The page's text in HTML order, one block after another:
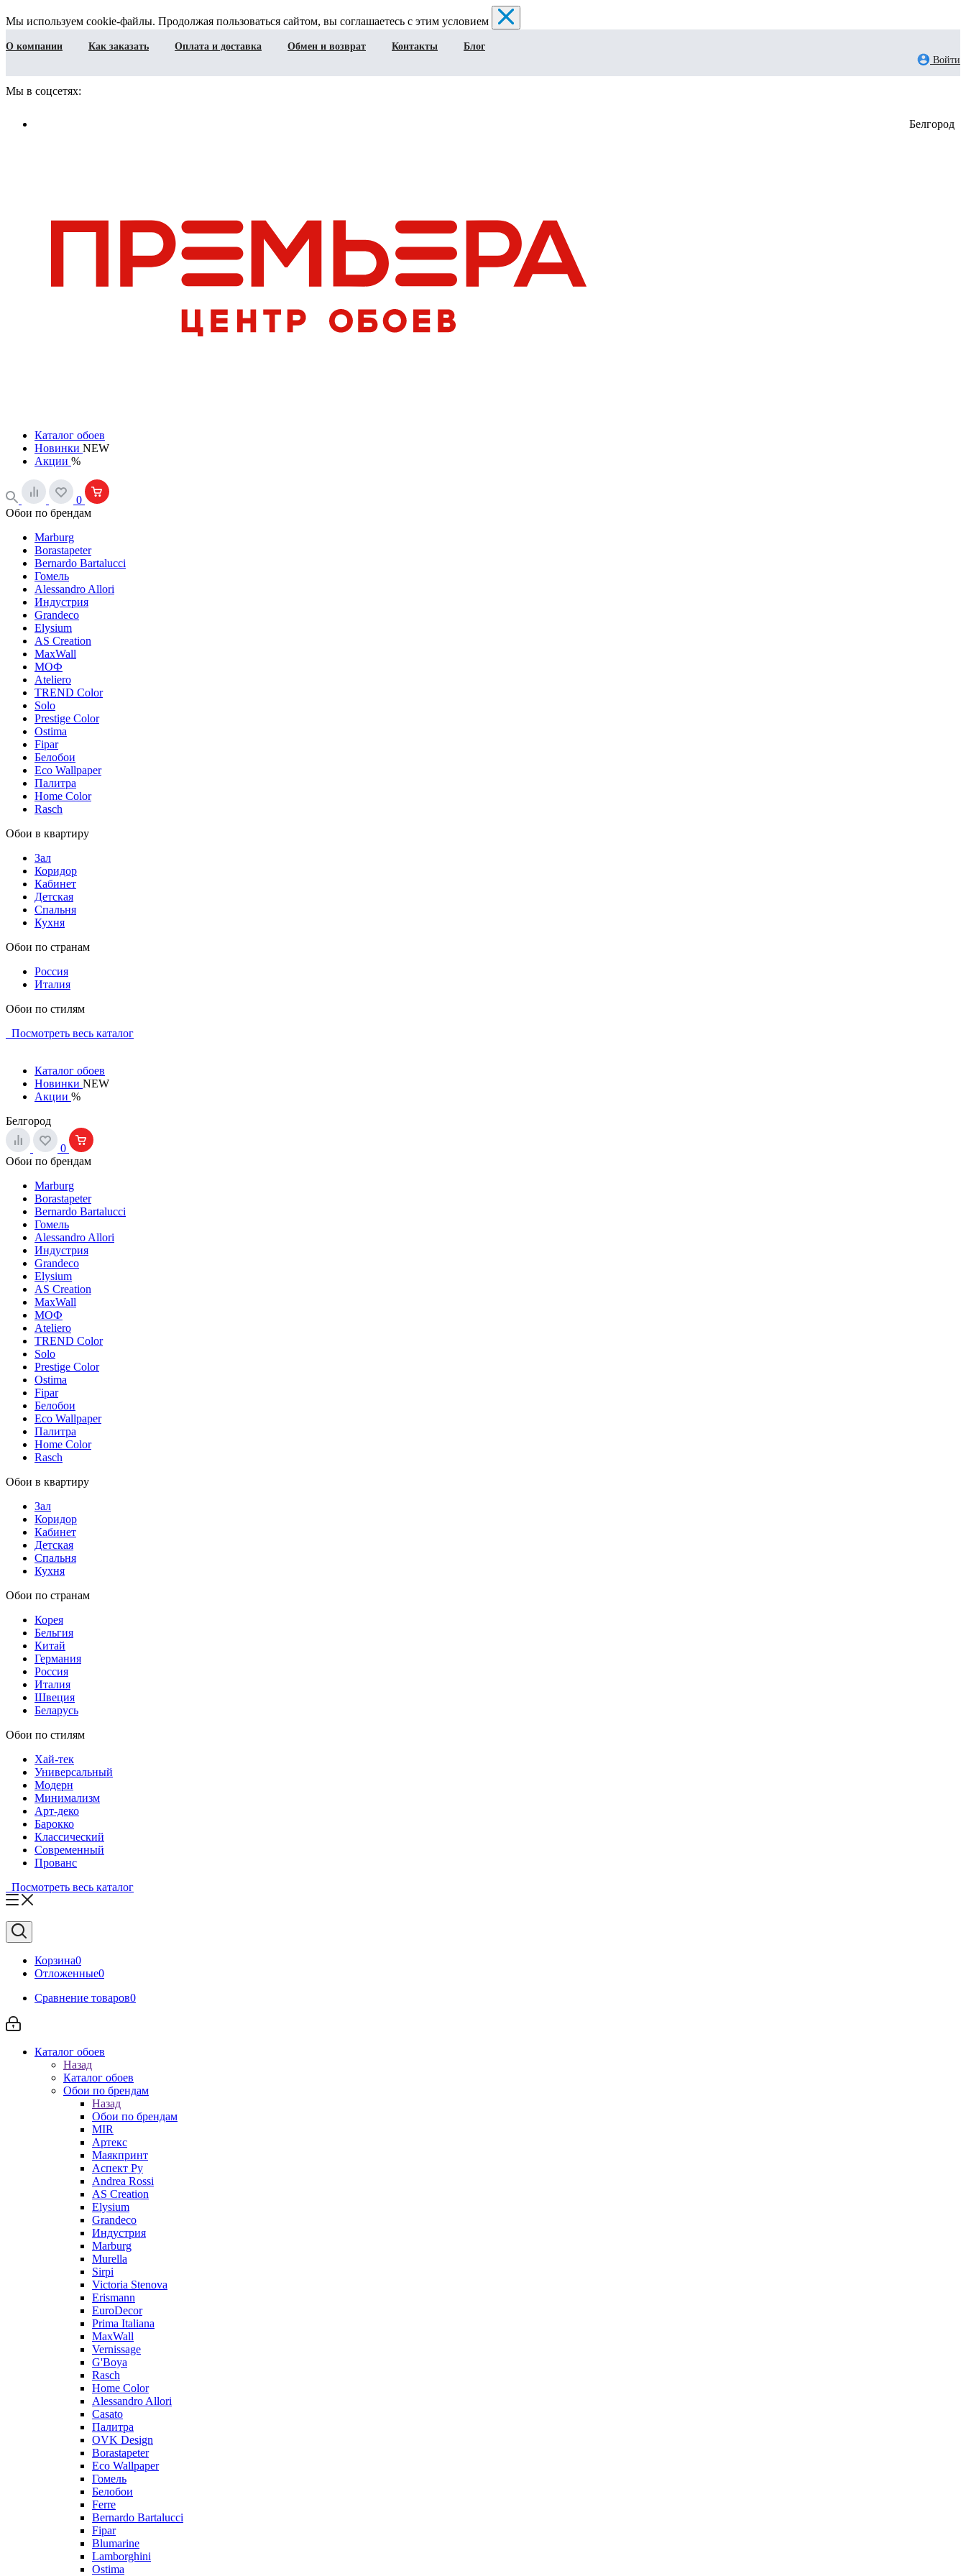
Мы используем cookie-файлы. Продолжая пользоваться сайтом, вы соглашаетесь с этим условием
О компании Как заказать Оплата и доставка Обмен и возврат Контакты
Блог
Войти
Мы в соцсетях:
Белгород
Каталог обоев
Новинки NEW
Акции %
0
Обои по брендам
Marburg
Borastapeter
Bernardo Bartalucci
Гомель
Alessandro Allori
Индустрия
Grandeco
Elysium
AS Creation
MaxWall
МОФ
Ateliero
TREND Color
Solo
Prestige Color
Ostima
Fipar
Белобои
Eco Wallpaper
Палитра
Home Color
Rasch
Обои в квартиру
Зал
Коридор
Кабинет
Детская
Спальня
Кухня
Обои по странам
Россия
Италия
Обои по стилям
Посмотреть весь каталог
Каталог обоев
Новинки NEW
Акции %
Белгород
0
Обои по брендам
Marburg
Borastapeter
Bernardo Bartalucci
Гомель
Alessandro Allori
Индустрия
Grandeco
Elysium
AS Creation
MaxWall
МОФ
Ateliero
TREND Color
Solo
Prestige Color
Ostima
Fipar
Белобои
Eco Wallpaper
Палитра
Home Color
Rasch
Обои в квартиру
Зал
Коридор
Кабинет
Детская
Спальня
Кухня
Обои по странам
Корея
Бельгия
Китай
Германия
Россия
Италия
Швеция
Беларусь
Обои по стилям
Хай-тек
Универсальный
Модерн
Минимализм
Арт-деко
Барокко
Классический
Современный
Прованс
Посмотреть весь каталог
Корзина0
Отложенные0
Сравнение товаров0
Каталог обоев
Назад
Каталог обоев
Обои по брендам
Назад
Обои по брендам
MIR
Артекс
Маякпринт
Аспект Ру
Andrea Rossi
AS Creation
Elysium
Grandeco
Индустрия
Marburg
Murella
Sirpi
Victoria Stenova
Erismann
EuroDecor
Prima Italiana
MaxWall
Vernissage
G'Boya
Rasch
Home Color
Alessandro Allori
Casato
Палитра
OVK Design
Borastapeter
Eco Wallpaper
Гомель
Белобои
Ferre
Bernardo Bartalucci
Fipar
Blumarine
Lamborghini
Ostima